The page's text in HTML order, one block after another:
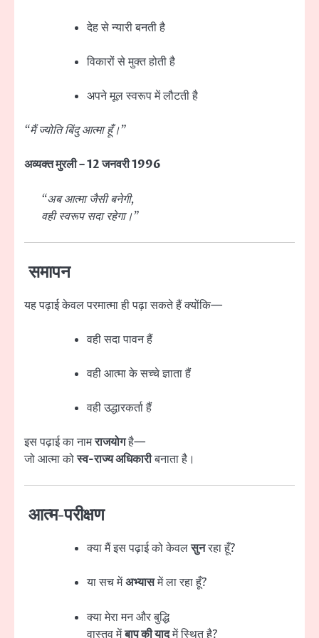
देह से न्यारी बनती है
विकारों से मुक्त होती है
अपने मूल स्वरूप में लौटती है
“मैं ज्योति बिंदु आत्मा हूँ।”
अव्यक्त मुरली – 12 जनवरी 1996
“अब आत्मा जैसी बनेगी,
वही स्वरूप सदा रहेगा।”
समापन
यह पढ़ाई केवल परमात्मा ही पढ़ा सकते हैं क्योंकि—
वही सदा पावन हैं
वही आत्मा के सच्चे ज्ञाता हैं
वही उद्धारकर्ता हैं
इस पढ़ाई का नामराजयोगहै—
जो आत्मा कोस्व-राज्य अधिकारीबनाता है।
आत्म-परीक्षण
क्या मैं इस पढ़ाई को केवलसुनरहा हूँ?
या सच मेंअभ्यासमें ला रहा हूँ?
क्या मेरा मन और बुद्धि
वास्तव मेंबाप की यादमें स्थित है?